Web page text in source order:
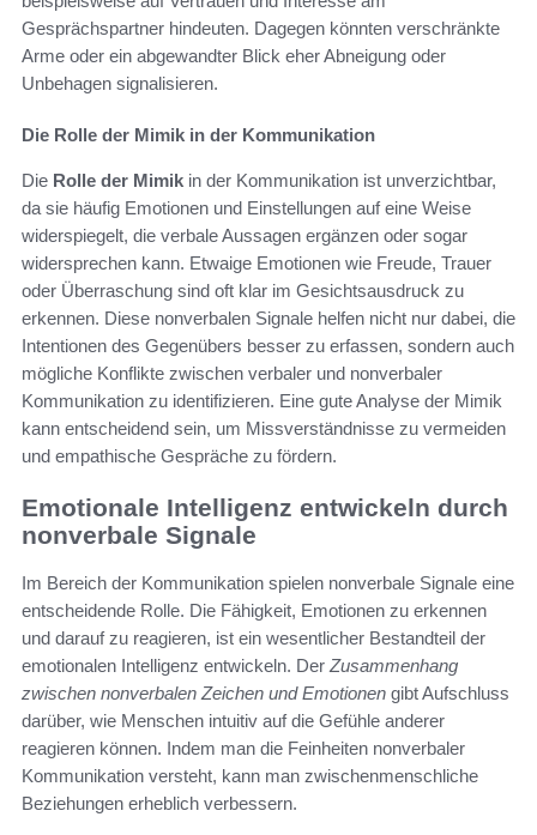
Gesprächspartner hindeuten. Dagegen könnten verschränkte
Arme oder ein abgewandter Blick eher Abneigung oder
Unbehagen signalisieren.
Die Rolle der Mimik in der Kommunikation
Die Rolle der Mimik in der Kommunikation ist unverzichtbar,
da sie häufig Emotionen und Einstellungen auf eine Weise
widerspiegelt, die verbale Aussagen ergänzen oder sogar
widersprechen kann. Etwaige Emotionen wie Freude, Trauer
oder Überraschung sind oft klar im Gesichtsausdruck zu
erkennen. Diese nonverbalen Signale helfen nicht nur dabei, die
Intentionen des Gegenübers besser zu erfassen, sondern auch
mögliche Konflikte zwischen verbaler und nonverbaler
Kommunikation zu identifizieren. Eine gute Analyse der Mimik
kann entscheidend sein, um Missverständnisse zu vermeiden
und empathische Gespräche zu fördern.
Emotionale Intelligenz entwickeln durch
nonverbale Signale
Im Bereich der Kommunikation spielen nonverbale Signale eine
entscheidende Rolle. Die Fähigkeit, Emotionen zu erkennen
und darauf zu reagieren, ist ein wesentlicher Bestandteil der
emotionalen Intelligenz entwickeln. DerZusammenhang
zwischen nonverbalen Zeichen und Emotionen gibt Aufschluss
darüber, wie Menschen intuitiv auf die Gefühle anderer
reagieren können. Indem man die Feinheiten nonverbaler
Kommunikation versteht, kann man zwischenmenschliche
Beziehungen erheblich verbessern.